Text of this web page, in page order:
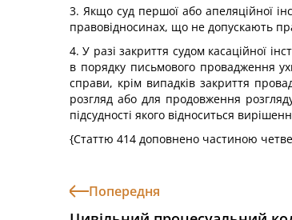
3. Якщо суд першої або апеляційної
правовідносинах, що не допускають
4. У разі закриття судом касаційної
в порядку письмового провадження
справи, крім випадків закриття
розгляд або для продовження
підсудності якого відноситься
{Статтю 414 доповнено частиною
Попередня